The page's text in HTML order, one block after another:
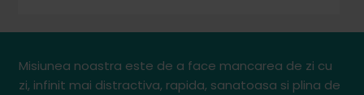
Misiunea noastra este de a face mancarea de zi cu
zi, infinit mai distractiva, rapida, sanatoasa si plina de